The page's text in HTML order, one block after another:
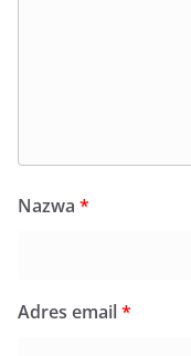
Nazwa *
Adres email*